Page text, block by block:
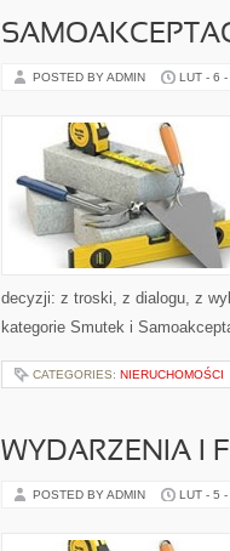
POSTED BY ADMIN LUT - 6
decyzji: z troski, z dialogu, z
kategorie Smutek i
CATEGORIES: NIERUCHOMOŚCI
WYDARZENIA I
POSTED BY ADMIN LUT - 5